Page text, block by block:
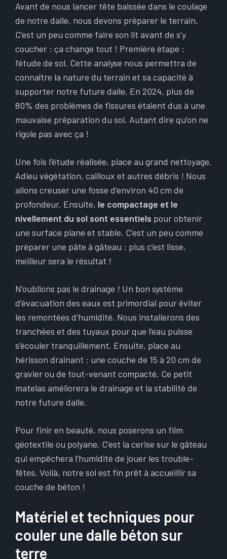
Avant de nous lancer tête baissée dans le coulage
de notre dalle, nous devons préparer le terrain.
C’est un peu comme faire son lit avant de s’y
coucher : ça change tout ! Première étape :
l’étude de sol. Cette analyse nous permettra de
connaître la nature du terrain et sa capacité à
supporter notre future dalle. En 2024, plus de
80% des problèmes de fissures étaient dus à une
mauvaise préparation du sol. Autant dire qu’on ne
rigole pas avec ça !
Une fois l’étude réalisée, place au grand nettoyage.
Adieu végétation, cailloux et autres débris ! Nous
allons creuser une fosse d’environ 40 cm de
profondeur. Ensuite, le compactage et le
nivellement du sol sont essentiels pour obtenir
une surface plane et stable. C’est un peu comme
préparer une pâte à gâteau : plus c’est lisse,
meilleur sera le résultat !
N’oublions pas le drainage ! Un bon système
d’évacuation des eaux est primordial pour éviter
les remontées d’humidité. Nous installerons des
tranchées et des tuyaux pour que l’eau puisse
s’écouler tranquillement. Ensuite, place au
hérisson drainant : une couche de 15 à 20 cm de
gravier ou de tout-venant compacté. Ce petit
matelas améliorera le drainage et la stabilité de
notre future dalle.
Pour finir en beauté, nous poserons un film
géotextile ou polyane. C’est la cerise sur le gâteau
qui empêchera l’humidité de jouer les trouble-
fêtes. Voilà, notre sol est fin prêt à accueillir sa
couche de béton !
Matériel et techniques pour
couler une dalle béton sur
terre